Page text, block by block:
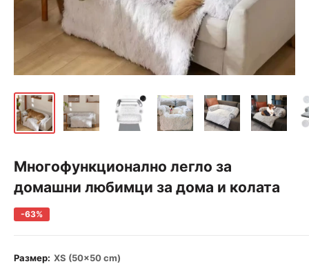
Многофункционално легло за
домашни любимци за дома и колата
-63%
Размер: XS (50x50 cm)